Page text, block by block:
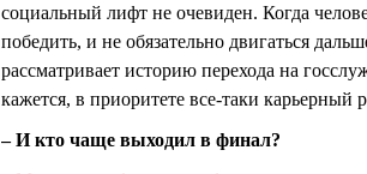
социальный лифт не очевиден. Когда
победить, и не обязательно двигаться
рассматривает историю перехода на
кажется, в приоритете все-таки карьерный
– И кто чаще выходил в финал?